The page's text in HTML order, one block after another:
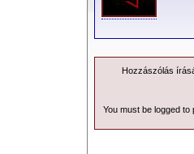
Hozzászólás
You must be logged